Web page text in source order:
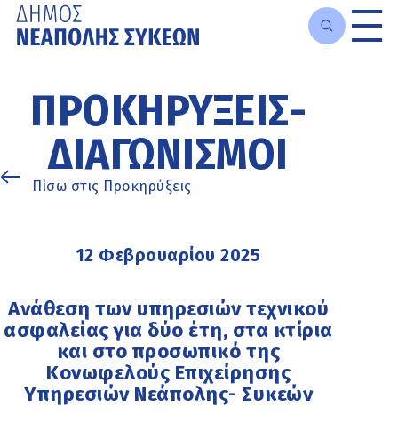
κυρίως
περιεχόμενο
ΠΡΟΚΗΡΎΞΕΙΣ-
ΔΙΑΓΩΝΙΣΜΟΊ
Πίσω στις Προκηρύξεις
12 Φεβρουαρίου 2025
Ανάθεση των υπηρεσιών τεχνικού
ασφαλείας για δύο έτη, στα κτίρια
και στο προσωπικό της
Κονωφελούς Επιχείρησης
Υπηρεσιών Νεάπολης- Συκεών